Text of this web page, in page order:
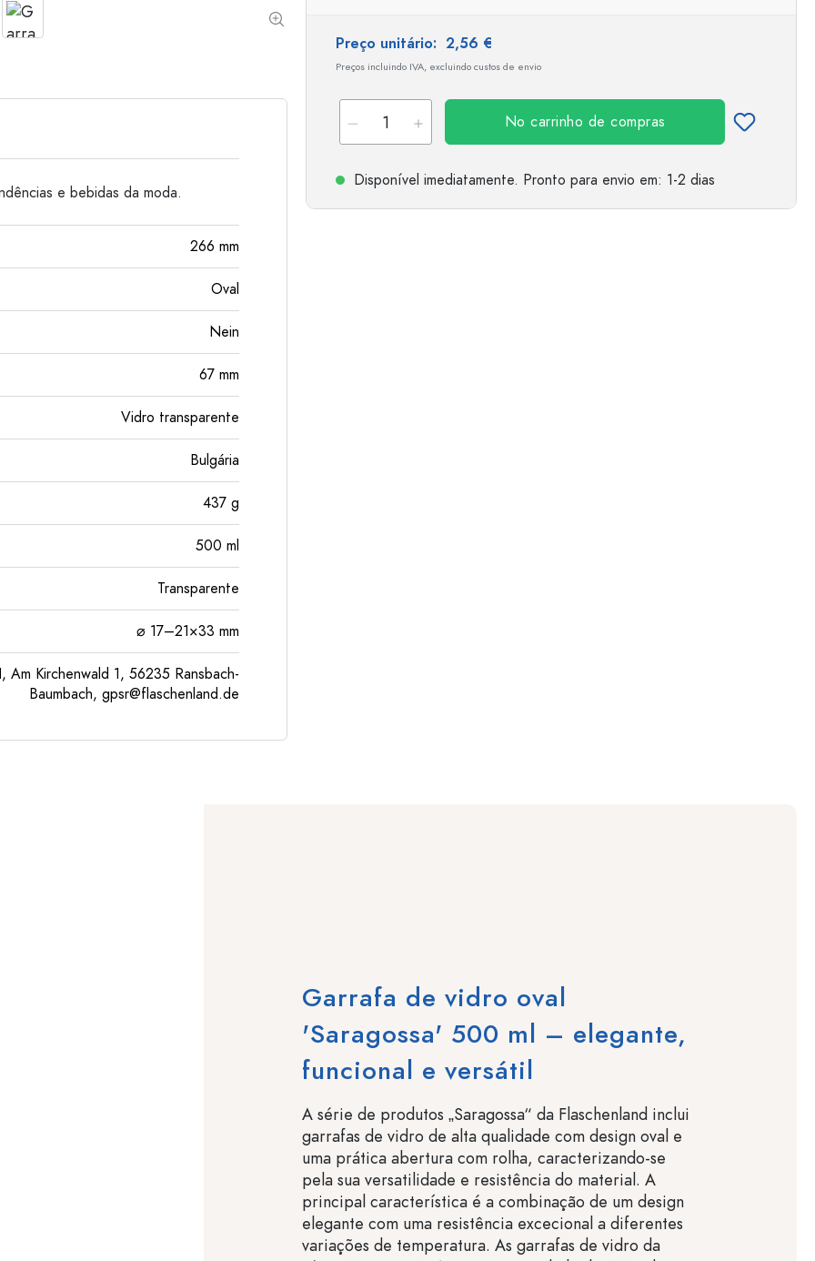
Preço unitário: 2,56 €
Preços incluindo IVA, excluindo custos de envio
No carrinho de compras
Disponível imediatamente. Pronto para envio em: 1-2 dias
e bebidas da moda.
266 mm
Oval
Nein
67 mm
Vidro transparente
Bulgária
437 g
500 ml
Transparente
⌀ 17–21×33 mm
Am Kirchenwald 1, 56235 Ransbach-
Baumbach, gpsr@flaschenland.de
Garrafa de vidro oval
'Saragossa' 500 ml – elegante,
funcional e versátil
A série de produtos „Saragossa“ da Flaschenland inclui
garrafas de vidro de alta qualidade com design oval e
uma prática abertura com rolha, caracterizando-se
pela sua versatilidade e resistência do material. A
principal característica é a combinação de um design
elegante com uma resistência excecional a diferentes
variações de temperatura. As garrafas de vidro da